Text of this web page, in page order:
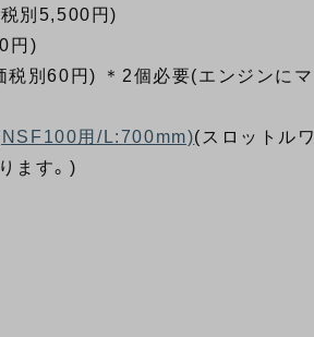
別5,500円)
円)
別60円) ＊2個必要(エンジンにマ
用/L:700mm)(スロットルワ
ます。)